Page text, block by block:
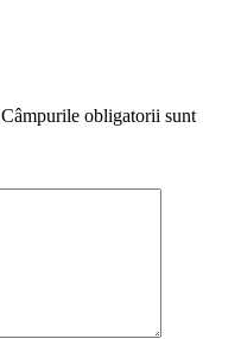
Câmpurile obligatorii sunt